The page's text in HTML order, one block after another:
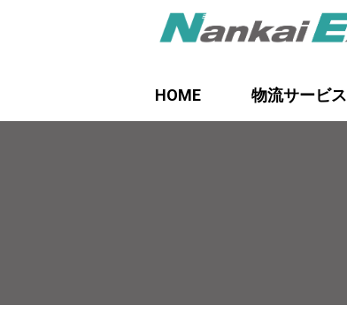
HOME 物流サービス